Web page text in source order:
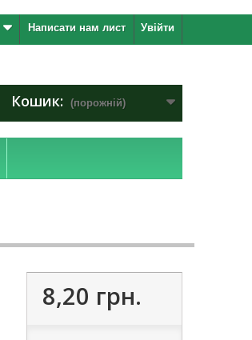
Увійти
Написати нам лист
Кошик: (порожній)
8,20 грн.